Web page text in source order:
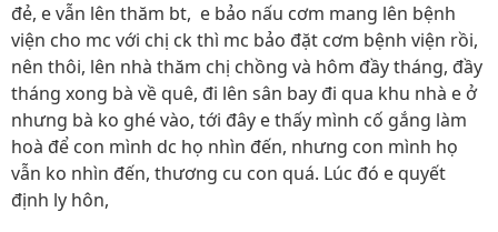
đẻ, e vẫn lên thăm bt, e bảo nấu cơm mang lên bệnh
viện cho mc với chị ck thì mc bảo đặt cơm bệnh viện rồi,
nên thôi, lên nhà thăm chị chồng và hôm đầy tháng, đầy
tháng xong bà về quê, đi lên sân bay đi qua khu nhà e ở
nhưng bà ko ghé vào, tới đây e thấy mình cố gắng làm
hoà để con mình dc họ nhìn đến, nhưng con mình họ
vẫn ko nhìn đến, thương cu con quá. Lúc đó e quyết
định ly hôn,